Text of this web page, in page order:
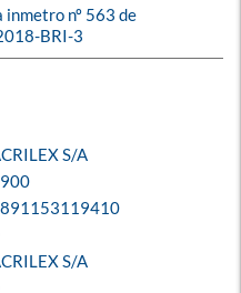
nº 563 de
BRI-3
S/A
S/A